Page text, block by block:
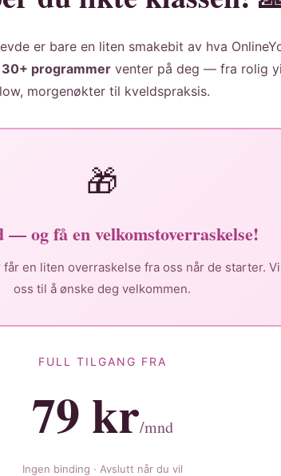
er bare en liten smakebit av hva
30+ programmerventer på deg — fra rolig
morgenøkter til kveldspraksis.
🎁
— og få en velkomstoverraskelse!
en liten overraskelse fra oss når de starter.
oss til å ønske deg velkommen.
FULL TILGANG FRA
79 kr/mnd
Ingen binding · Avslutt når du vil